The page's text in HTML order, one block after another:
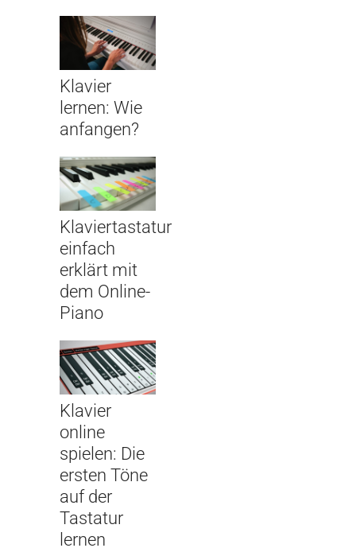
Klavier
lernen: Wie
anfangen?
Klaviertastatur
einfach
erklärt mit
dem Online-
Piano
Klavier
online
spielen: Die
ersten Töne
auf der
Tastatur
lernen